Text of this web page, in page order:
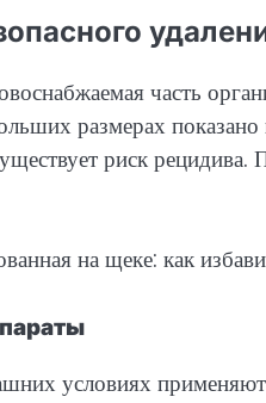
часть
размерах
риск
условиях применяют